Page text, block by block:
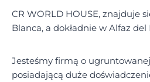
CR WORLD HOUSE, znajduje
Blanca, a dokładnie w Alfaz del
Jesteśmy firmą o
posiadającą duże